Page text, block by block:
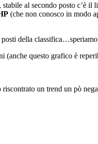
al secondo posto c’è il
(che non conosco in modo
della
questo grafico è
riscontrato un trend un pò